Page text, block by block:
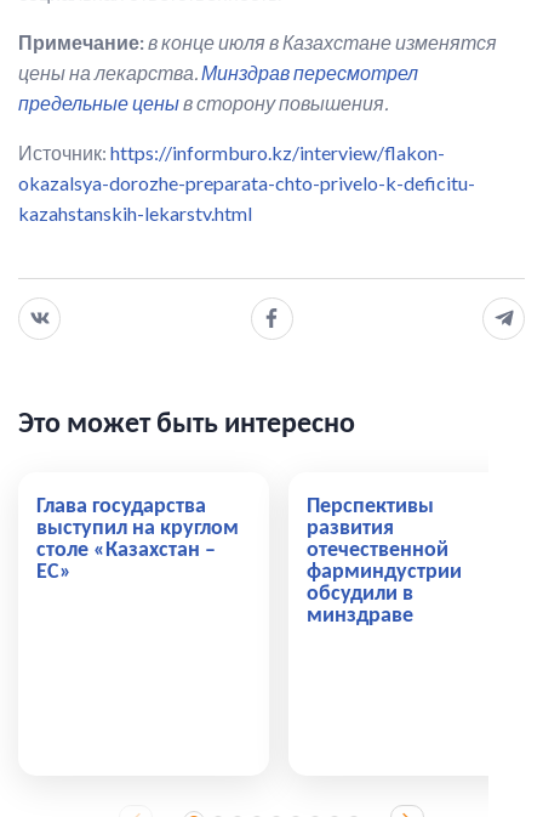
Примечание:в конце июля в Казахстане изменятся
цены на лекарства.Минздрав пересмотрел
предельные ценыв сторону повышения.
Источник: https://informburo.kz/interview/flakon-
okazalsya-dorozhe-preparata-chto-privelo-k-deficitu-
kazahstanskih-lekarstv.html
Это может быть интересно
Глава государства
выступил на круглом
столе «Казахстан –
ЕС»
Перспективы
развития
отечественной
фарминдустрии
обсудили в
минздраве